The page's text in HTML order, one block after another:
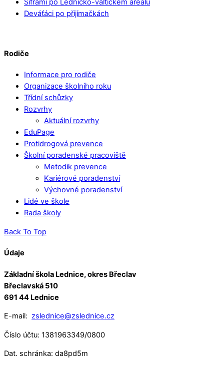
Šiframi po Lednicko-valtickém areálu
Deváťáci po přijímačkách
Rodiče
Informace pro rodiče
Organizace školního roku
Třídní schůzky
Rozvrhy
Aktuální rozvrhy
EduPage
Protidrogová prevence
Školní poradenské pracoviště
Metodik prevence
Kariérové poradenství
Výchovné poradenství
Lidé ve škole
Rada školy
Back To Top
Údaje
Základní škola Lednice, okres Břeclav
Břeclavská 510
691 44 Lednice
E-mail: zslednice@zslednice.cz
Číslo účtu: 1381963349/0800
Dat. schránka: da8pd5m